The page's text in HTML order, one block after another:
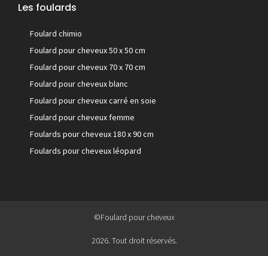
Les foulards
Foulard chimio
Foulard pour cheveux 50 x 50 cm
Foulard pour cheveux 70 x 70 cm
Foulard pour cheveux blanc
Foulard pour cheveux carré en soie
Foulard pour cheveux femme
Foulards pour cheveux 180 x 90 cm
Foulards pour cheveux léopard
©Foulard pour cheveux
2026. Tout droit réservés.